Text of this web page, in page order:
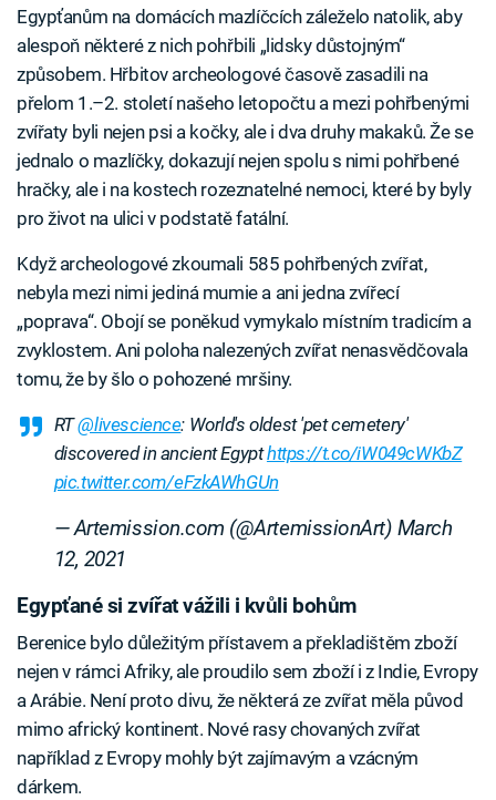
Egypťanům na domácích mazlíčcích záleželo natolik, aby
alespoň některé z nich pohřbili „lidsky důstojným“
způsobem. Hřbitov archeologové časově zasadili na
přelom 1.–2. století našeho letopočtu a mezi pohřbenými
zvířaty byli nejen psi a kočky, ale i dva druhy makaků. Že se
jednalo o mazlíčky, dokazují nejen spolu s nimi pohřbené
hračky, ale i na kostech rozeznatelné nemoci, které by byly
pro život na ulici v podstatě fatální.
Když archeologové zkoumali 585 pohřbených zvířat,
nebyla mezi nimi jediná mumie a ani jedna zvířecí
„poprava“. Obojí se poněkud vymykalo místním tradicím a
zvyklostem. Ani poloha nalezených zvířat nenasvědčovala
tomu, že by šlo o pohozené mršiny.
RT@livescience: World's oldest 'pet cemetery'
discovered in ancient Egypthttps://t.co/iW049cWKbZ
pic.twitter.com/eFzkAWhGUn
— Artemission.com (@ArtemissionArt) March
12, 2021
Egypťané si zvířat vážili i kvůli bohům
Berenice bylo důležitým přístavem a překladištěm zboží
nejen v rámci Afriky, ale proudilo sem zboží i z Indie, Evropy
a Arábie. Není proto divu, že některá ze zvířat měla původ
mimo africký kontinent. Nové rasy chovaných zvířat
například z Evropy mohly být zajímavým a vzácným
dárkem.